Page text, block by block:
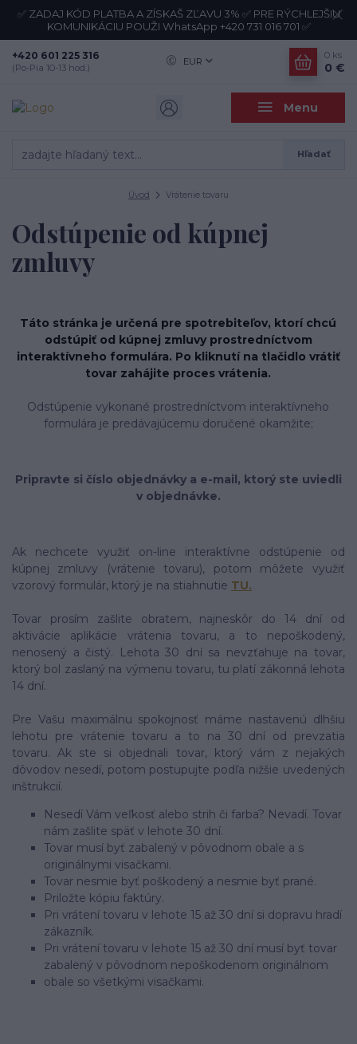
✅ ZADAJ KÓD PLATBA A ZÍSKAŠ ZĽAVU 3% ✅ PRE RÝCHLEJŠIU
KOMUNIKÁCIU POUŽI WhatsApp +420 731 016 701 ✅
Menu
EUR
Hľadať
+420 601 225 316
(Po-Pia 10-13 hod.)
0 ks
0 €
Úvod Vrátenie tovaru
Odstúpenie od kúpnej
zmluvy
Táto stránka je určená pre spotrebiteľov, ktorí chcú
odstúpiť od kúpnej zmluvy prostredníctvom
interaktívneho formulára. Po kliknutí na tlačidlo vrátiť
tovar zahájite proces vrátenia.
Odstúpenie vykonané prostredníctvom interaktívneho
formulára je predávajúcemu doručené okamžite;
Pripravte si číslo objednávky a e-mail, ktorý ste uviedli
v objednávke.
Ak nechcete využiť on-line interaktívne odstúpenie od
kúpnej zmluvy (vrátenie tovaru), potom môžete využiť
vzorový formulár, ktorý je na stiahnutie TU.
Tovar prosím zašlite obratem, najneskôr do 14 dní od
aktivácie aplikácie vrátenia tovaru, a to nepoškodený,
nenosený a čistý. Lehota 30 dní sa nevzťahuje na tovar,
ktorý bol zaslaný na výmenu tovaru, tu platí zákonná lehota
14 dní.
Pre Vašu maximálnu spokojnosť máme nastavenú dlhšiu
lehotu pre vrátenie tovaru a to na 30 dní od prevzatia
tovaru. Ak ste si objednali tovar, ktorý vám z nejakých
dôvodov nesedí, potom postupujte podľa nižšie uvedených
inštrukcií.
Nesedí Vám veľkosť alebo strih či farba? Nevadí. Tovar
nám zašlite späť v lehote 30 dní.
Tovar musí byť zabalený v pôvodnom obale a s
originálnymi visačkami.
Tovar nesmie byť poškodený a nesmie byť prané.
Priložte kópiu faktúry.
Pri vrátení tovaru v lehote 15 až 30 dní si dopravu hradí
zákazník.
Pri vrátení tovaru v lehote 15 až 30 dní musí byť tovar
zabalený v pôvodnom nepoškodenom originálnom
obale so všetkými visačkami.